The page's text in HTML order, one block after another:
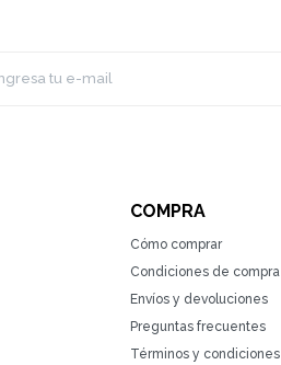
COMPRA
Cómo comprar
Condiciones de compra
Envíos y devoluciones
Preguntas frecuentes
Términos y condiciones